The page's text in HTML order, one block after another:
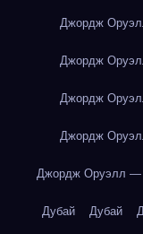
Джордж
Джордж
Джордж
Джордж
Джордж Оруэлл —
Дубай Дубай